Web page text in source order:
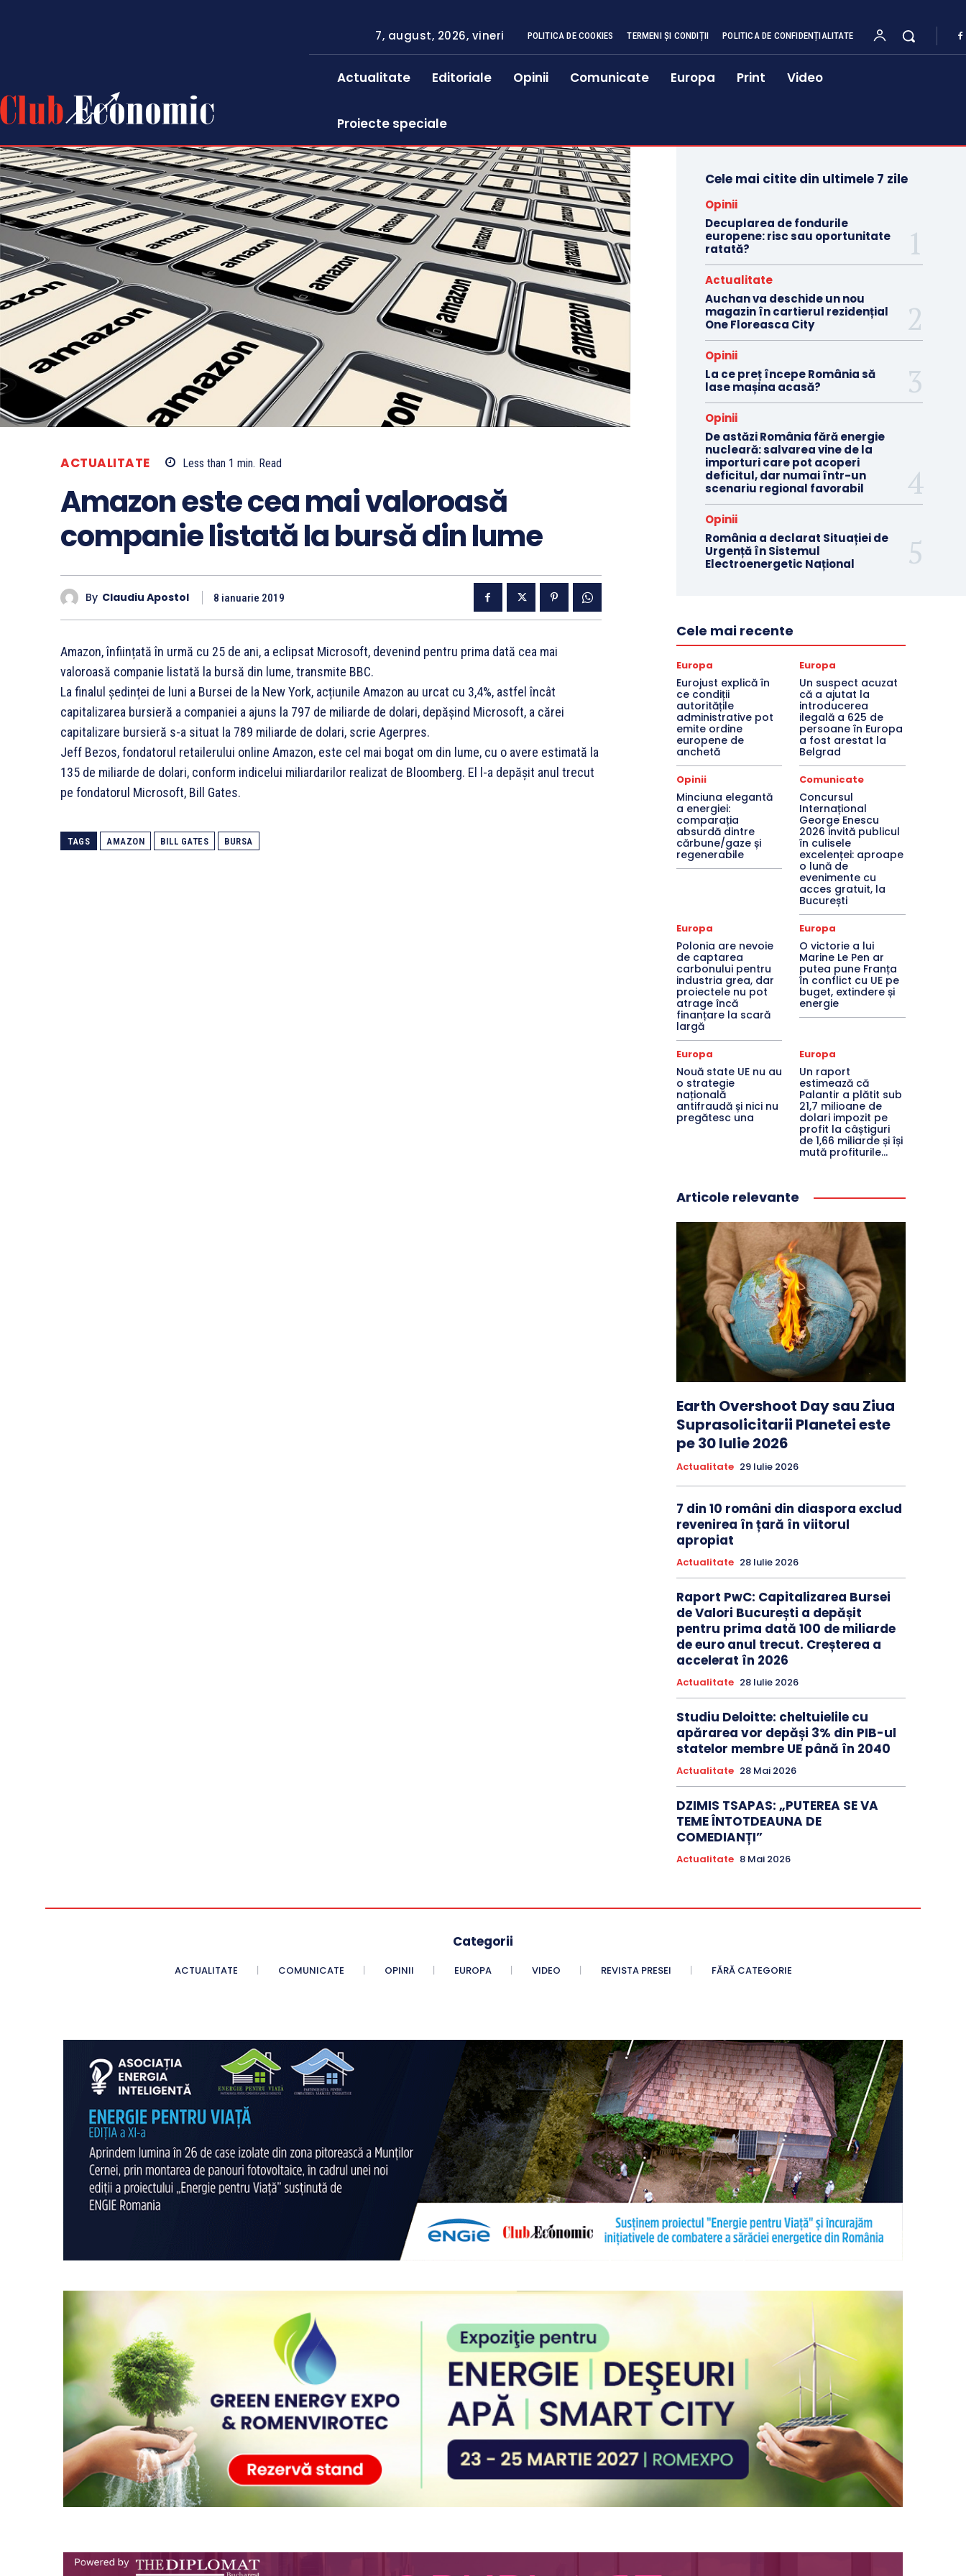
7, august, 2026, vineri POLITICA DE COOKIES TERMENI ȘI CONDIȚII POLITICA DE CONFIDENȚIALITATE
Actualitate Editoriale Opinii Comunicate Europa Print Video
Proiecte speciale
ACTUALITATE Less than 1 min. Read
Amazon este cea mai valoroasă
companie listată la bursă din lume
By Claudiu Apostol 8 ianuarie 2019
Amazon, înființată în urmă cu 25 de ani, a eclipsat Microsoft, devenind pentru prima dată cea mai
valoroasă companie listată la bursă din lume, transmite BBC.
La finalul ședinței de luni a Bursei de la New York, acțiunile Amazon au urcat cu 3,4%, astfel încât
capitalizarea bursieră a companiei a ajuns la 797 de miliarde de dolari, depășind Microsoft, a cărei
capitalizare bursieră s-a situat la 789 miliarde de dolari, scrie Agerpres.
Jeff Bezos, fondatorul retailerului online Amazon, este cel mai bogat om din lume, cu o avere estimată la
135 de miliarde de dolari, conform indicelui miliardarilor realizat de Bloomberg. El l-a depășit anul trecut
pe fondatorul Microsoft, Bill Gates.
TAGS AMAZON BILL GATES BURSA
Cele mai citite din ultimele 7 zile
Opinii
Decuplarea de fondurile
europene: risc sau oportunitate
ratată?
Actualitate
Auchan va deschide un nou
magazin în cartierul rezidențial
One Floreasca City
Opinii
La ce preț începe România să
lase mașina acasă?
Opinii
De astăzi România fără energie
nucleară: salvarea vine de la
importuri care pot acoperi
deficitul, dar numai într-un
scenariu regional favorabil
Opinii
România a declarat Situației de
Urgență în Sistemul
Electroenergetic Național
Cele mai recente
Europa
Eurojust explică în
ce condiții
autoritățile
administrative pot
emite ordine
europene de
anchetă
Europa
Un suspect acuzat
că a ajutat la
introducerea
ilegală a 625 de
persoane în Europa
a fost arestat la
Belgrad
Opinii
Minciuna elegantă
a energiei:
comparația
absurdă dintre
cărbune/gaze și
regenerabile
Comunicate
Concursul
Internațional
George Enescu
2026 invită publicul
în culisele
excelenței: aproape
o lună de
evenimente cu
acces gratuit, la
București
Europa
Polonia are nevoie
de captarea
carbonului pentru
industria grea, dar
proiectele nu pot
atrage încă
finanțare la scară
largă
Europa
O victorie a lui
Marine Le Pen ar
putea pune Franța
în conflict cu UE pe
buget, extindere și
energie
Europa
Nouă state UE nu au
o strategie
națională
antifraudă și nici nu
pregătesc una
Europa
Un raport
estimează că
Palantir a plătit sub
21,7 milioane de
dolari impozit pe
profit la câștiguri
de 1,66 miliarde și își
mută profiturile...
Articole relevante
Earth Overshoot Day sau Ziua
Suprasolicitarii Planetei este
pe 30 Iulie 2026
Actualitate 29 Iulie 2026
7 din 10 români din diaspora exclud
revenirea în țară în viitorul
apropiat
Actualitate 28 Iulie 2026
Raport PwC: Capitalizarea Bursei
de Valori București a depășit
pentru prima dată 100 de miliarde
de euro anul trecut. Creșterea a
accelerat în 2026
Actualitate 28 Iulie 2026
Studiu Deloitte: cheltuielile cu
apărarea vor depăși 3% din PIB-ul
statelor membre UE până în 2040
Actualitate 28 Mai 2026
DZIMIS TSAPAS: „PUTEREA SE VA
TEME ÎNTOTDEAUNA DE
COMEDIANȚI”
Actualitate 8 Mai 2026
Categorii
ACTUALITATE COMUNICATE OPINII EUROPA VIDEO REVISTA PRESEI FĂRĂ CATEGORIE